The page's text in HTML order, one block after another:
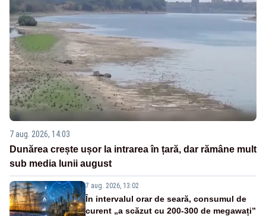
7 aug. 2026, 14:03
Dunărea crește ușor la intrarea în țară, dar rămâne mult
sub media lunii august
7 aug. 2026, 13:02
În intervalul orar de seară, consumul de
curent „a scăzut cu 200-300 de megawați”